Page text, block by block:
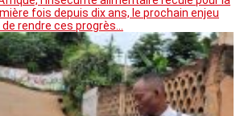
fois depuis dix ans, le prochain enjeu
rendre ces progrès…